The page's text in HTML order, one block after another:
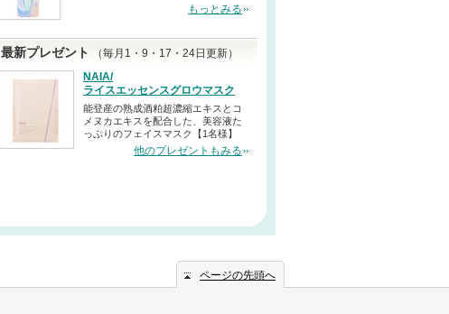
もっとみる
最新プレゼント
（毎月1・9・17・24日更新）
NAIA/
ライスエッセンスグロウマスク
能登産の熟成酒粕超濃縮エキスとコ
メヌカエキスを配合した、美容液た
っぷりのフェイスマスク【1名様】
他のプレゼントもみる
ページの先頭へ